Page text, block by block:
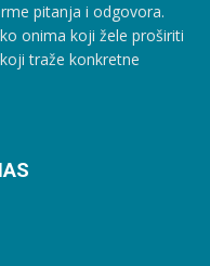
pitanja i odgovora.
onima koji žele proširiti
traže konkretne